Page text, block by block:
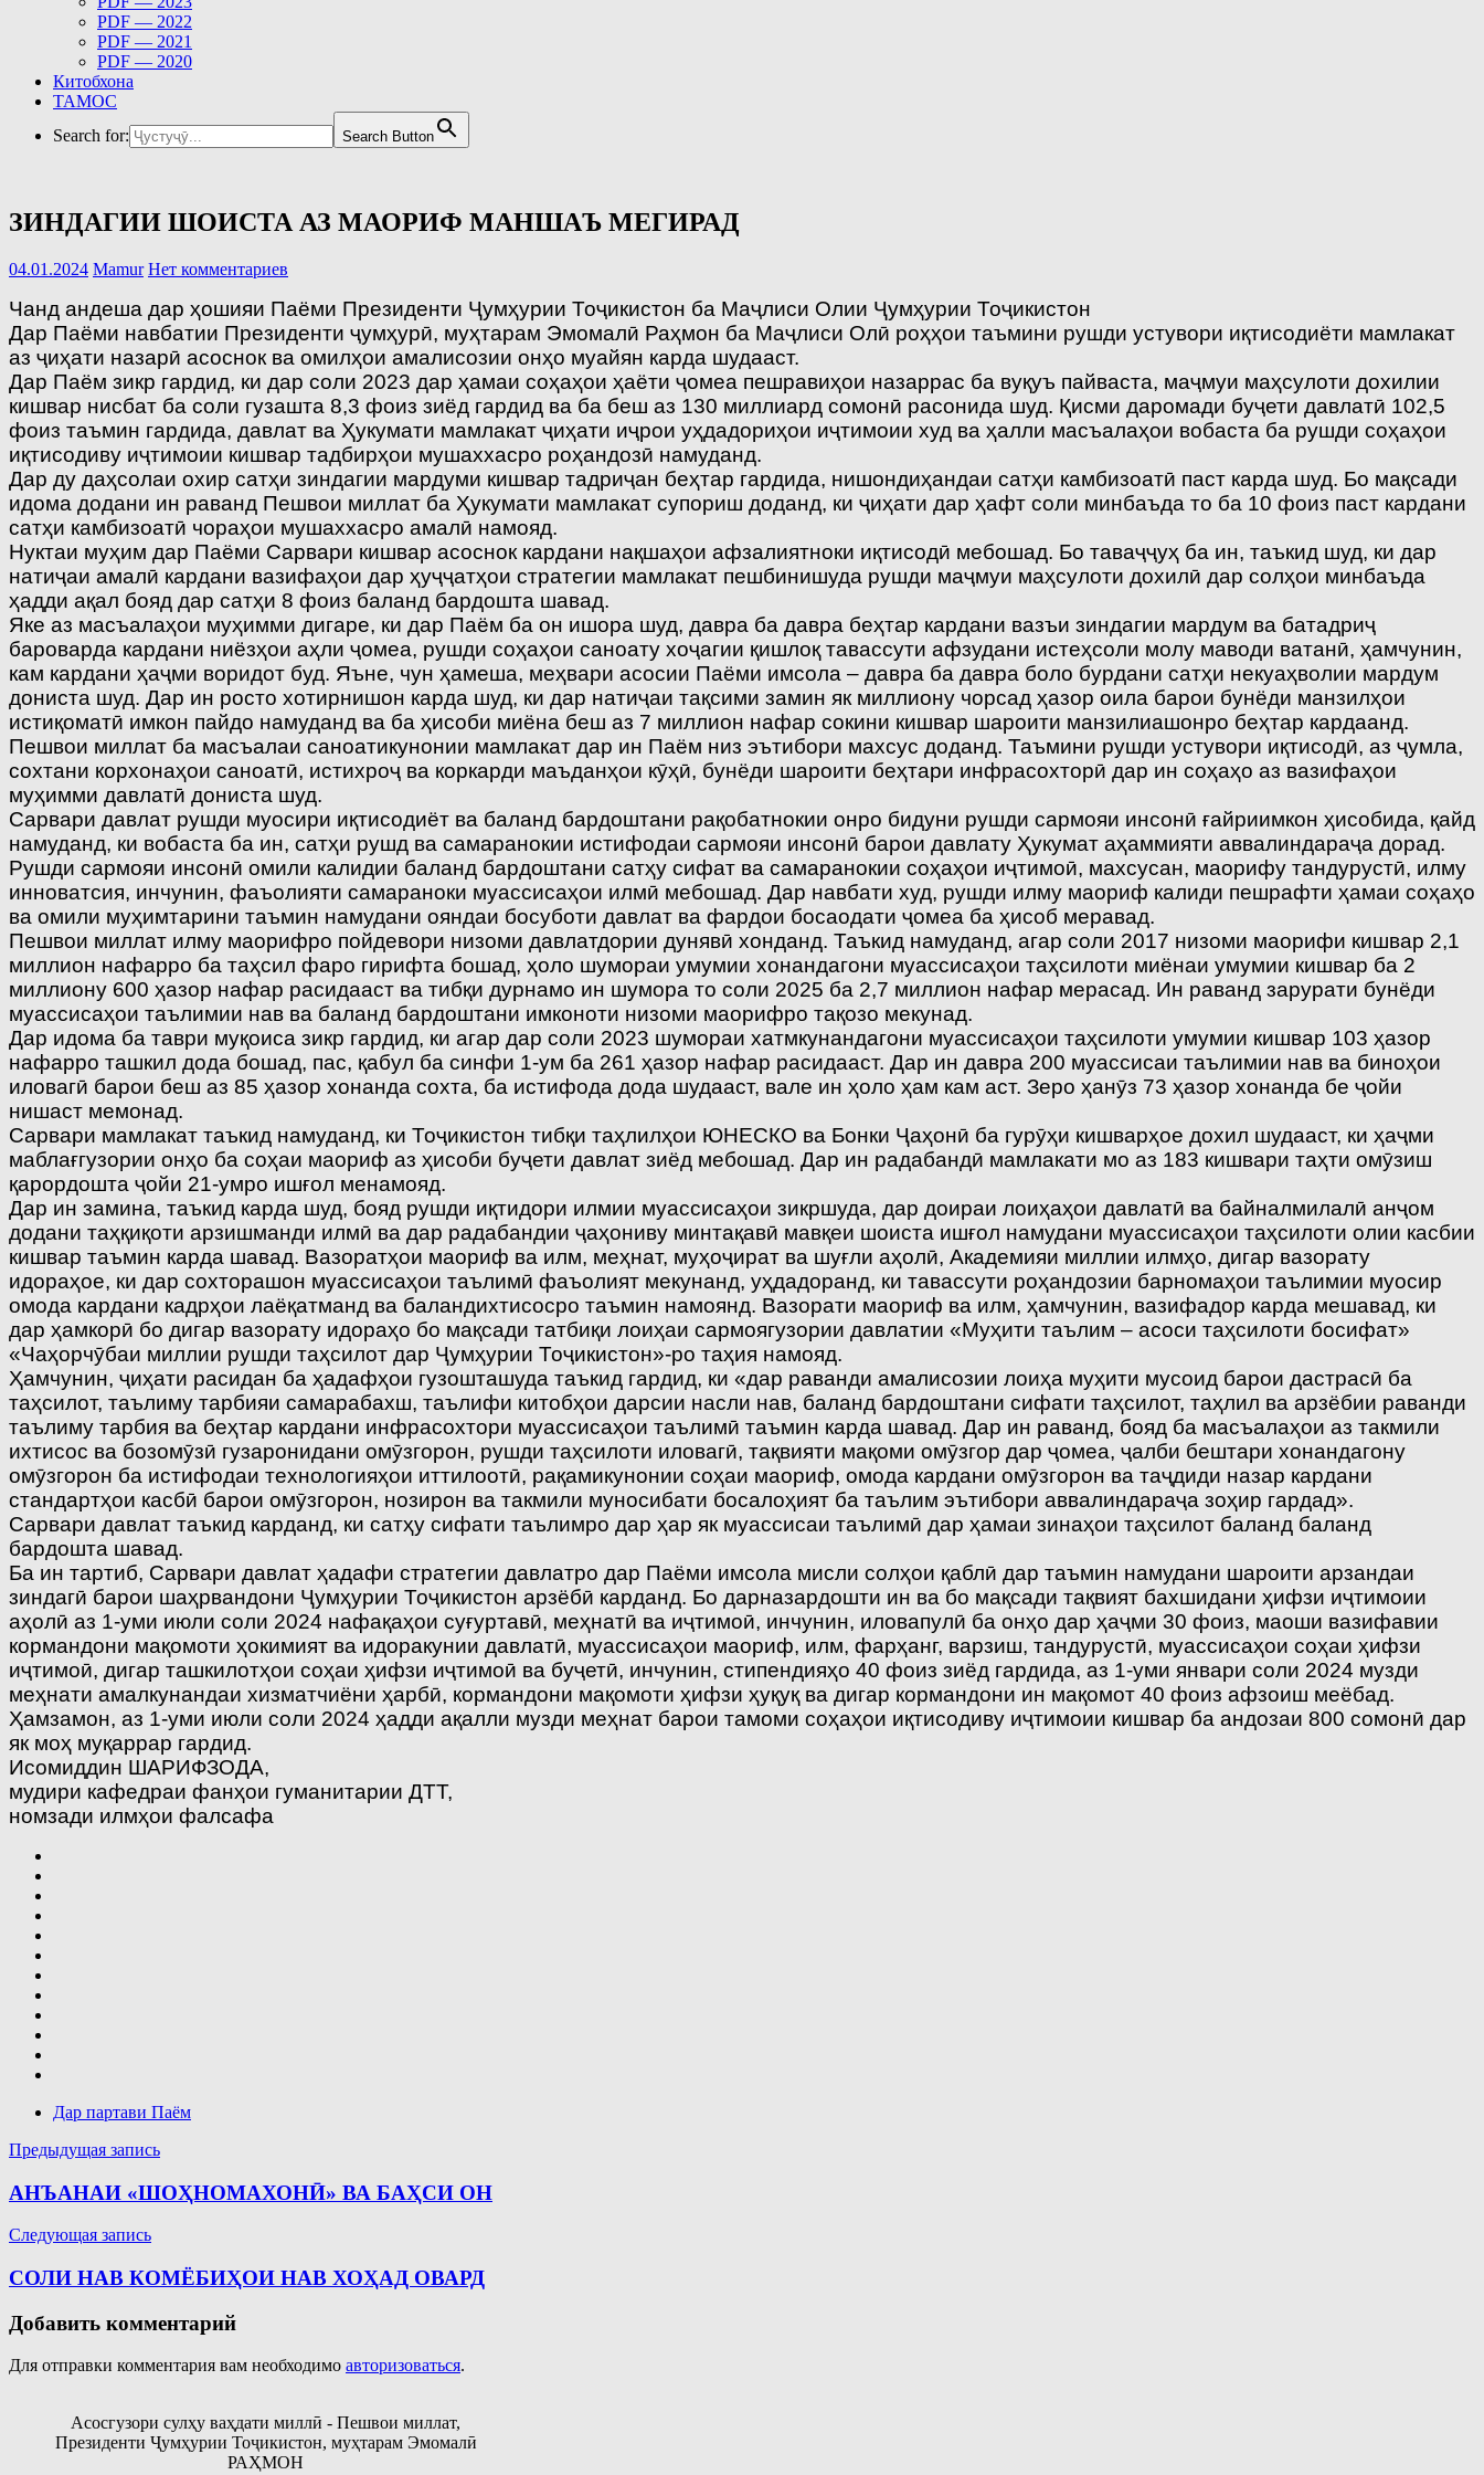
PDF — 2022
PDF — 2021
PDF — 2020
Китобхона
ТАМОС
Search for:
Search Button
ЗИНДАГИИ ШОИСТА АЗ МАОРИФ МАНШАЪ МЕГИРАД
04.01.2024 Mamur Нет комментариев
Чанд андеша дар ҳошияи Паёми Президенти Ҷумҳурии Тоҷикистон ба Маҷлиси Олии Ҷумҳурии Тоҷикистон
Дар Паёми навбатии Президенти ҷумҳурӣ, муҳтарам Эмомалӣ Раҳмон ба Маҷлиси Олӣ роҳҳои таъмини рушди устувори иқтисодиёти мамлакат
аз ҷиҳати назарӣ асоснок ва омилҳои амалисозии онҳо муайян карда шудааст.
Дар Паём зикр гардид, ки дар соли 2023 дар ҳамаи соҳаҳои ҳаёти ҷомеа пешравиҳои назаррас ба вуқуъ пайваста, маҷмуи маҳсулоти дохилии
кишвар нисбат ба соли гузашта 8,3 фоиз зиёд гардид ва ба беш аз 130 миллиард сомонӣ расонида шуд. Қисми даромади буҷети давлатӣ 102,5
фоиз таъмин гардида, давлат ва Ҳукумати мамлакат ҷиҳати иҷрои уҳдадориҳои иҷтимоии худ ва ҳалли масъалаҳои вобаста ба рушди соҳаҳои
иқтисодиву иҷтимоии кишвар тадбирҳои мушаххасро роҳандозӣ намуданд.
Дар ду даҳсолаи охир сатҳи зиндагии мардуми кишвар тадриҷан беҳтар гардида, нишондиҳандаи сатҳи камбизоатӣ паст карда шуд. Бо мақсади
идома додани ин раванд Пешвои миллат ба Ҳукумати мамлакат супориш доданд, ки ҷиҳати дар ҳафт соли минбаъда то ба 10 фоиз паст кардани
сатҳи камбизоатӣ чораҳои мушаххасро амалӣ намояд.
Нуктаи муҳим дар Паёми Сарвари кишвар асоснок кардани нақшаҳои афзалиятноки иқтисодӣ мебошад. Бо таваҷҷуҳ ба ин, таъкид шуд, ки дар
натиҷаи амалӣ кардани вазифаҳои дар ҳуҷҷатҳои стратегии мамлакат пешбинишуда рушди маҷмуи маҳсулоти дохилӣ дар солҳои минбаъда
ҳадди ақал бояд дар сатҳи 8 фоиз баланд бардошта шавад.
Яке аз масъалаҳои муҳимми дигаре, ки дар Паём ба он ишора шуд, давра ба давра беҳтар кардани вазъи зиндагии мардум ва батадриҷ
бароварда кардани ниёзҳои аҳли ҷомеа, рушди соҳаҳои саноату хоҷагии қишлоқ тавассути афзудани истеҳсоли молу маводи ватанӣ, ҳамчунин,
кам кардани ҳаҷми воридот буд. Яъне, чун ҳамеша, меҳвари асосии Паёми имсола – давра ба давра боло бурдани сатҳи некуаҳволии мардум
дониста шуд. Дар ин росто хотирнишон карда шуд, ки дар натиҷаи тақсими замин як миллиону чорсад ҳазор оила барои бунёди манзилҳои
истиқоматӣ имкон пайдо намуданд ва ба ҳисоби миёна беш аз 7 миллион нафар сокини кишвар шароити манзилиашонро беҳтар кардаанд.
Пешвои миллат ба масъалаи саноатикунонии мамлакат дар ин Паём низ эътибори махсус доданд. Таъмини рушди устувори иқтисодӣ, аз ҷумла,
сохтани корхонаҳои саноатӣ, истихроҷ ва коркарди маъданҳои кӯҳӣ, бунёди шароити беҳтари инфрасохторӣ дар ин соҳаҳо аз вазифаҳои
муҳимми давлатӣ дониста шуд.
Сарвари давлат рушди муосири иқтисодиёт ва баланд бардоштани рақобатнокии онро бидуни рушди сармояи инсонӣ ғайриимкон ҳисобида, қайд
намуданд, ки вобаста ба ин, сатҳи рушд ва самаранокии истифодаи сармояи инсонӣ барои давлату Ҳукумат аҳаммияти аввалиндараҷа дорад.
Рушди сармояи инсонӣ омили калидии баланд бардоштани сатҳу сифат ва самаранокии соҳаҳои иҷтимоӣ, махсусан, маорифу тандурустӣ, илму
инноватсия, инчунин, фаъолияти самараноки муассисаҳои илмӣ мебошад. Дар навбати худ, рушди илму маориф калиди пешрафти ҳамаи соҳаҳо
ва омили муҳимтарини таъмин намудани ояндаи босуботи давлат ва фардои босаодати ҷомеа ба ҳисоб меравад.
Пешвои миллат илму маорифро пойдевори низоми давлатдории дунявӣ хонданд. Таъкид намуданд, агар соли 2017 низоми маорифи кишвар 2,1
миллион нафарро ба таҳсил фаро гирифта бошад, ҳоло шумораи умумии хонандагони муассисаҳои таҳсилоти миёнаи умумии кишвар ба 2
миллиону 600 ҳазор нафар расидааст ва тибқи дурнамо ин шумора то соли 2025 ба 2,7 миллион нафар мерасад. Ин раванд зарурати бунёди
муассисаҳои таълимии нав ва баланд бардоштани имконоти низоми маорифро тақозо мекунад.
Дар идома ба таври муқоиса зикр гардид, ки агар дар соли 2023 шумораи хатмкунандагони муассисаҳои таҳсилоти умумии кишвар 103 ҳазор
нафарро ташкил дода бошад, пас, қабул ба синфи 1-ум ба 261 ҳазор нафар расидааст. Дар ин давра 200 муассисаи таълимии нав ва биноҳои
иловагӣ барои беш аз 85 ҳазор хонанда сохта, ба истифода дода шудааст, вале ин ҳоло ҳам кам аст. Зеро ҳанӯз 73 ҳазор хонанда бе ҷойи
нишаст мемонад.
Сарвари мамлакат таъкид намуданд, ки Тоҷикистон тибқи таҳлилҳои ЮНЕСКО ва Бонки Ҷаҳонӣ ба гурӯҳи кишварҳое дохил шудааст, ки ҳаҷми
маблағгузории онҳо ба соҳаи маориф аз ҳисоби буҷети давлат зиёд мебошад. Дар ин радабандӣ мамлакати мо аз 183 кишвари таҳти омӯзиш
қарордошта ҷойи 21-умро ишғол менамояд.
Дар ин замина, таъкид карда шуд, бояд рушди иқтидори илмии муассисаҳои зикршуда, дар доираи лоиҳаҳои давлатӣ ва байналмилалӣ анҷом
додани таҳқиқоти арзишманди илмӣ ва дар радабандии ҷаҳониву минтақавӣ мавқеи шоиста ишғол намудани муассисаҳои таҳсилоти олии касбии
кишвар таъмин карда шавад. Вазоратҳои маориф ва илм, меҳнат, муҳоҷират ва шуғли аҳолӣ, Академияи миллии илмҳо, дигар вазорату
идораҳое, ки дар сохторашон муассисаҳои таълимӣ фаъолият мекунанд, уҳдадоранд, ки тавассути роҳандозии барномаҳои таълимии муосир
омода кардани кадрҳои лаёқатманд ва баландихтисосро таъмин намоянд. Вазорати маориф ва илм, ҳамчунин, вазифадор карда мешавад, ки
дар ҳамкорӣ бо дигар вазорату идораҳо бо мақсади татбиқи лоиҳаи сармоягузории давлатии «Муҳити таълим – асоси таҳсилоти босифат»
«Чаҳорчӯбаи миллии рушди таҳсилот дар Ҷумҳурии Тоҷикистон»-ро таҳия намояд.
Ҳамчунин, ҷиҳати расидан ба ҳадафҳои гузошташуда таъкид гардид, ки «дар раванди амалисозии лоиҳа муҳити мусоид барои дастрасӣ ба
таҳсилот, таълиму тарбияи самарабахш, таълифи китобҳои дарсии насли нав, баланд бардоштани сифати таҳсилот, таҳлил ва арзёбии раванди
таълиму тарбия ва беҳтар кардани инфрасохтори муассисаҳои таълимӣ таъмин карда шавад. Дар ин раванд, бояд ба масъалаҳои аз такмили
ихтисос ва бозомӯзӣ гузаронидани омӯзгорон, рушди таҳсилоти иловагӣ, тақвияти мақоми омӯзгор дар ҷомеа, ҷалби бештари хонандагону
омӯзгорон ба истифодаи технологияҳои иттилоотӣ, рақамикунонии соҳаи маориф, омода кардани омӯзгорон ва таҷдиди назар кардани
стандартҳои касбӣ барои омӯзгорон, нозирон ва такмили муносибати босалоҳият ба таълим эътибори аввалиндараҷа зоҳир гардад».
Сарвари давлат таъкид карданд, ки сатҳу сифати таълимро дар ҳар як муассисаи таълимӣ дар ҳамаи зинаҳои таҳсилот баланд баланд
бардошта шавад.
Ба ин тартиб, Сарвари давлат ҳадафи стратегии давлатро дар Паёми имсола мисли солҳои қаблӣ дар таъмин намудани шароити арзандаи
зиндагӣ барои шаҳрвандони Ҷумҳурии Тоҷикистон арзёбӣ карданд. Бо дарназардошти ин ва бо мақсади тақвият бахшидани ҳифзи иҷтимоии
аҳолӣ аз 1-уми июли соли 2024 нафақаҳои суғуртавӣ, меҳнатӣ ва иҷтимоӣ, инчунин, иловапулӣ ба онҳо дар ҳаҷми 30 фоиз, маоши вазифавии
кормандони мақомоти ҳокимият ва идоракунии давлатӣ, муассисаҳои маориф, илм, фарҳанг, варзиш, тандурустӣ, муас­сисаҳои соҳаи ҳифзи
иҷтимоӣ, дигар ташкилотҳои соҳаи ҳифзи иҷтимоӣ ва буҷетӣ, инчунин, стипендияҳо 40 фоиз зиёд гардида, аз 1-уми январи соли 2024 музди
меҳнати амалкунандаи хизматчиёни ҳарбӣ, кормандони мақомоти ҳифзи ҳуқуқ ва дигар кормандони ин мақомот 40 фоиз афзоиш меёбад.
Ҳамзамон, аз 1-уми июли соли 2024 ҳадди ақалли музди меҳнат барои тамоми соҳаҳои иқтисодиву иҷтимоии кишвар ба андозаи 800 сомонӣ дар
як моҳ муқаррар гардид.
Исомиддин ШАРИФЗОДА,
мудири кафедраи фанҳои гуманитарии ДТТ,
номзади илмҳои фалсафа
Дар партави Паём
Навигация
по
Предыдущая запись
АНЪАНАИ «ШОҲНОМАХОНӢ» ВА БАҲСИ ОН
Следующая запись
СОЛИ НАВ КОМЁБИҲОИ НАВ ХОҲАД ОВАРД
Добавить комментарий
Для отправки комментария вам необходимо авторизоваться.
Асосгузори сулҳу ваҳдати миллӣ - Пешвои миллат,
Президенти Ҷумҳурии Тоҷикистон, муҳтарам Эмомалӣ
РАҲМОН